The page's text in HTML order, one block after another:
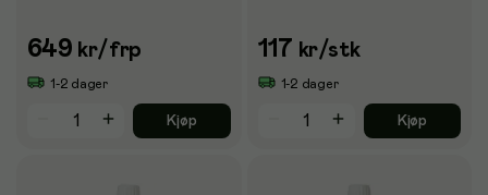
649 kr/frp
1-2 dager
Kjøp
117 kr/stk
1-2 dager
Kjøp